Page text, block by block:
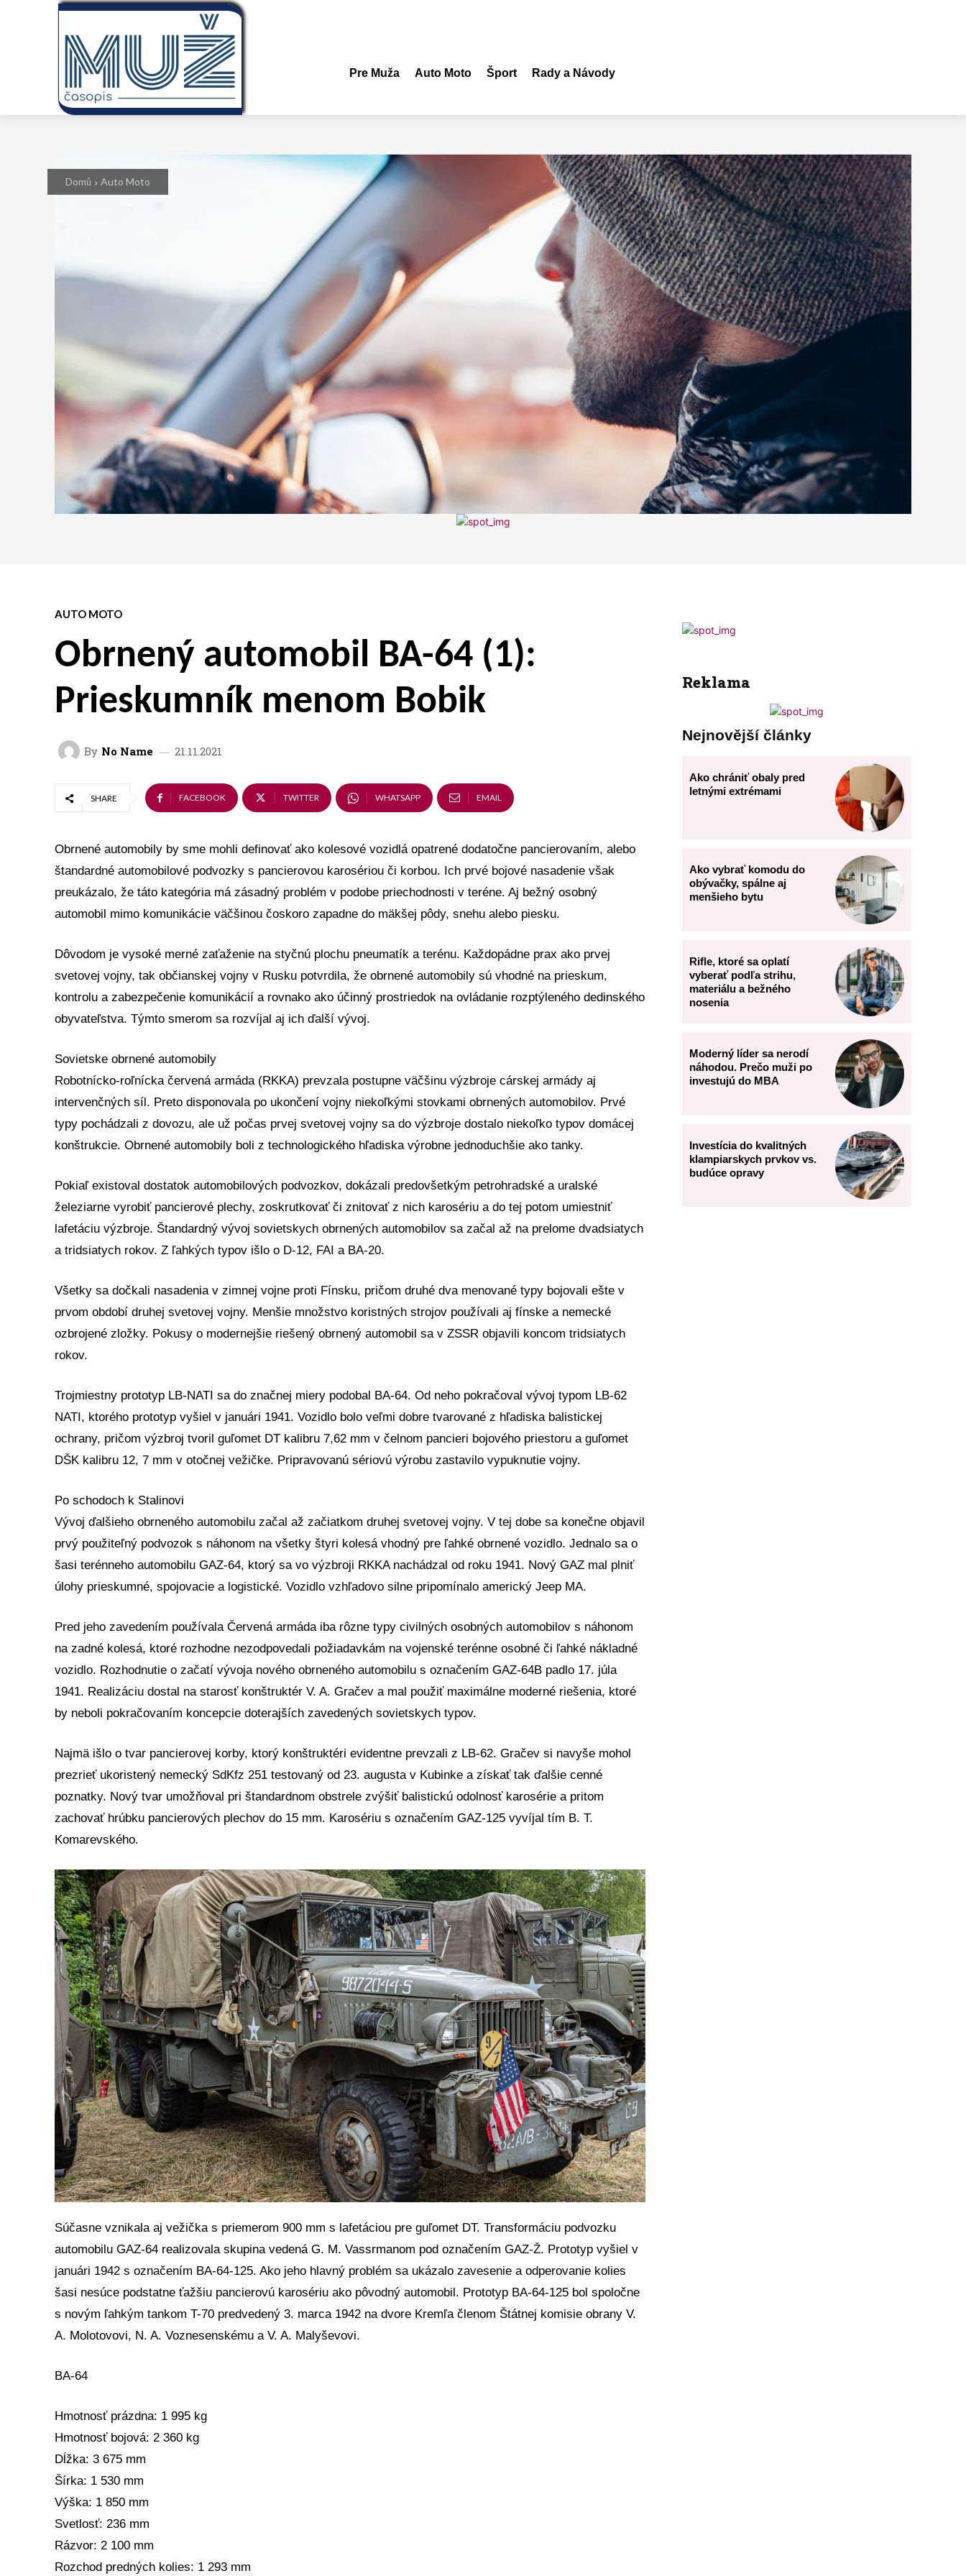
Pre Muža Auto Moto Šport Rady a Návody
Domů Auto Moto
AUTO MOTO
Obrnený automobil BA-64 (1):
Prieskumník menom Bobik
By No Name 21.11.2021
SHARE FACEBOOK TWITTER WHATSAPP EMAIL
Obrnené automobily by sme mohli definovať ako kolesové vozidlá opatrené dodatočne pancierovaním, alebo
štandardné automobilové podvozky s pancierovou karosériou či korbou. Ich prvé bojové nasadenie však
preukázalo, že táto kategória má zásadný problém v podobe priechodnosti v teréne. Aj bežný osobný
automobil mimo komunikácie väčšinou čoskoro zapadne do mäkšej pôdy, snehu alebo piesku.
Dôvodom je vysoké merné zaťaženie na styčnú plochu pneumatík a terénu. Každopádne prax ako prvej
svetovej vojny, tak občianskej vojny v Rusku potvrdila, že obrnené automobily sú vhodné na prieskum,
kontrolu a zabezpečenie komunikácií a rovnako ako účinný prostriedok na ovládanie rozptýleného dedinského
obyvateľstva. Týmto smerom sa rozvíjal aj ich ďalší vývoj.
Sovietske obrnené automobily
Robotnícko-roľnícka červená armáda (RKKA) prevzala postupne väčšinu výzbroje cárskej armády aj
intervenčných síl. Preto disponovala po ukončení vojny niekoľkými stovkami obrnených automobilov. Prvé
typy pochádzali z dovozu, ale už počas prvej svetovej vojny sa do výzbroje dostalo niekoľko typov domácej
konštrukcie. Obrnené automobily boli z technologického hľadiska výrobne jednoduchšie ako tanky.
Pokiaľ existoval dostatok automobilových podvozkov, dokázali predovšetkým petrohradské a uralské
železiarne vyrobiť pancierové plechy, zoskrutkovať či znitovať z nich karosériu a do tej potom umiestniť
lafetáciu výzbroje. Štandardný vývoj sovietskych obrnených automobilov sa začal až na prelome dvadsiatych
a tridsiatych rokov. Z ľahkých typov išlo o D-12, FAI a BA-20.
Všetky sa dočkali nasadenia v zimnej vojne proti Fínsku, pričom druhé dva menované typy bojovali ešte v
prvom období druhej svetovej vojny. Menšie množstvo koristných strojov používali aj fínske a nemecké
ozbrojené zložky. Pokusy o modernejšie riešený obrnený automobil sa v ZSSR objavili koncom tridsiatych
rokov.
Trojmiestny prototyp LB-NATI sa do značnej miery podobal BA-64. Od neho pokračoval vývoj typom LB-62
NATI, ktorého prototyp vyšiel v januári 1941. Vozidlo bolo veľmi dobre tvarované z hľadiska balistickej
ochrany, pričom výzbroj tvoril guľomet DT kalibru 7,62 mm v čelnom pancieri bojového priestoru a guľomet
DŠK kalibru 12, 7 mm v otočnej vežičke. Pripravovanú sériovú výrobu zastavilo vypuknutie vojny.
Po schodoch k Stalinovi
Vývoj ďalšieho obrneného automobilu začal až začiatkom druhej svetovej vojny. V tej dobe sa konečne objavil
prvý použiteľný podvozok s náhonom na všetky štyri kolesá vhodný pre ľahké obrnené vozidlo. Jednalo sa o
šasi terénneho automobilu GAZ-64, ktorý sa vo výzbroji RKKA nachádzal od roku 1941. Nový GAZ mal plniť
úlohy prieskumné, spojovacie a logistické. Vozidlo vzhľadovo silne pripomínalo americký Jeep MA.
Pred jeho zavedením používala Červená armáda iba rôzne typy civilných osobných automobilov s náhonom
na zadné kolesá, ktoré rozhodne nezodpovedali požiadavkám na vojenské terénne osobné či ľahké nákladné
vozidlo. Rozhodnutie o začatí vývoja nového obrneného automobilu s označením GAZ-64B padlo 17. júla
1941. Realizáciu dostal na starosť konštruktér V. A. Gračev a mal použiť maximálne moderné riešenia, ktoré
by neboli pokračovaním koncepcie doterajších zavedených sovietskych typov.
Najmä išlo o tvar pancierovej korby, ktorý konštruktéri evidentne prevzali z LB-62. Gračev si navyše mohol
prezrieť ukoristený nemecký SdKfz 251 testovaný od 23. augusta v Kubinke a získať tak ďalšie cenné
poznatky. Nový tvar umožňoval pri štandardnom obstrele zvýšiť balistickú odolnosť karosérie a pritom
zachovať hrúbku pancierových plechov do 15 mm. Karosériu s označením GAZ-125 vyvíjal tím B. T.
Komarevského.
Súčasne vznikala aj vežička s priemerom 900 mm s lafetáciou pre guľomet DT. Transformáciu podvozku
automobilu GAZ-64 realizovala skupina vedená G. M. Vassrmanom pod označením GAZ-Ž. Prototyp vyšiel v
januári 1942 s označením BA-64-125. Ako jeho hlavný problém sa ukázalo zavesenie a odperovanie kolies
šasi nesúce podstatne ťažšiu pancierovú karosériu ako pôvodný automobil. Prototyp BA-64-125 bol spoločne
s novým ľahkým tankom T-70 predvedený 3. marca 1942 na dvore Kremľa členom Štátnej komisie obrany V.
A. Molotovovi, N. A. Voznesenskému a V. A. Malyševovi.
BA-64
Hmotnosť prázdna: 1 995 kg
Hmotnosť bojová: 2 360 kg
Dĺžka: 3 675 mm
Šírka: 1 530 mm
Výška: 1 850 mm
Svetlosť: 236 mm
Rázvor: 2 100 mm
Rozchod predných kolies: 1 293 mm
Reklama
Nejnovější články
Ako chrániť obaly pred
letnými extrémami
Ako vybrať komodu do
obývačky, spálne aj
menšieho bytu
Rifle, ktoré sa oplatí
vyberať podľa strihu,
materiálu a bežného
nosenia
Moderný líder sa nerodí
náhodou. Prečo muži po
investujú do MBA
Investícia do kvalitných
klampiarskych prvkov vs.
budúce opravy